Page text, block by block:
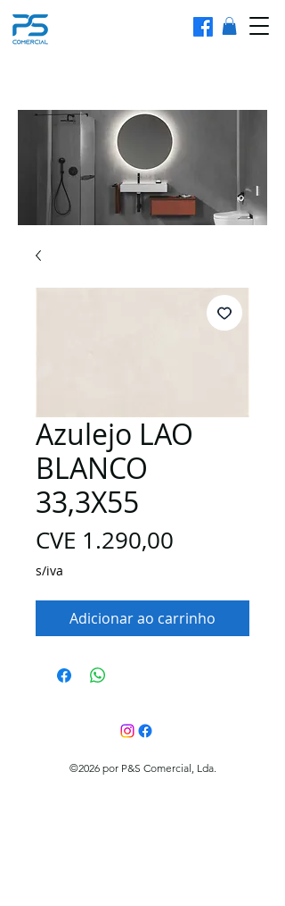
Azulejo LAO
BLANCO
33,3X55
CVE 1.290,00
s/iva
Adicionar ao carrinho
©2026 por P&S Comercial, Lda.